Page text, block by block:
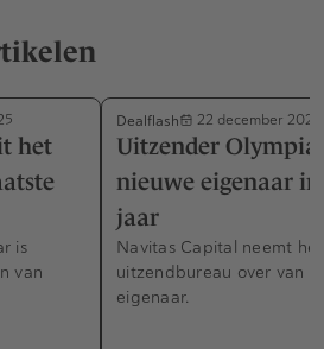
het
is
van
Dealflash 22 december 2025
Uitzender
nieuwe eigenaar in
jaar
Navitas Capital neemt het
uitzendbureau over van
eigenaar.